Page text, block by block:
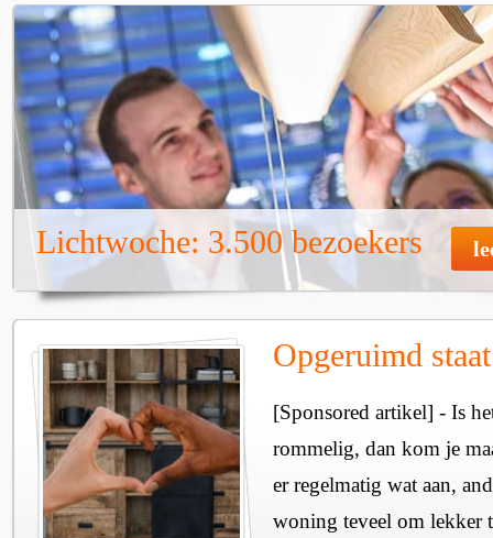
Lichtwoche: 3.500 bezoekers
Opgeruimd
[Sponsored artikel] - Is
rommelig, dan kom je
er regelmatig wat aan,
woning teveel om lekker